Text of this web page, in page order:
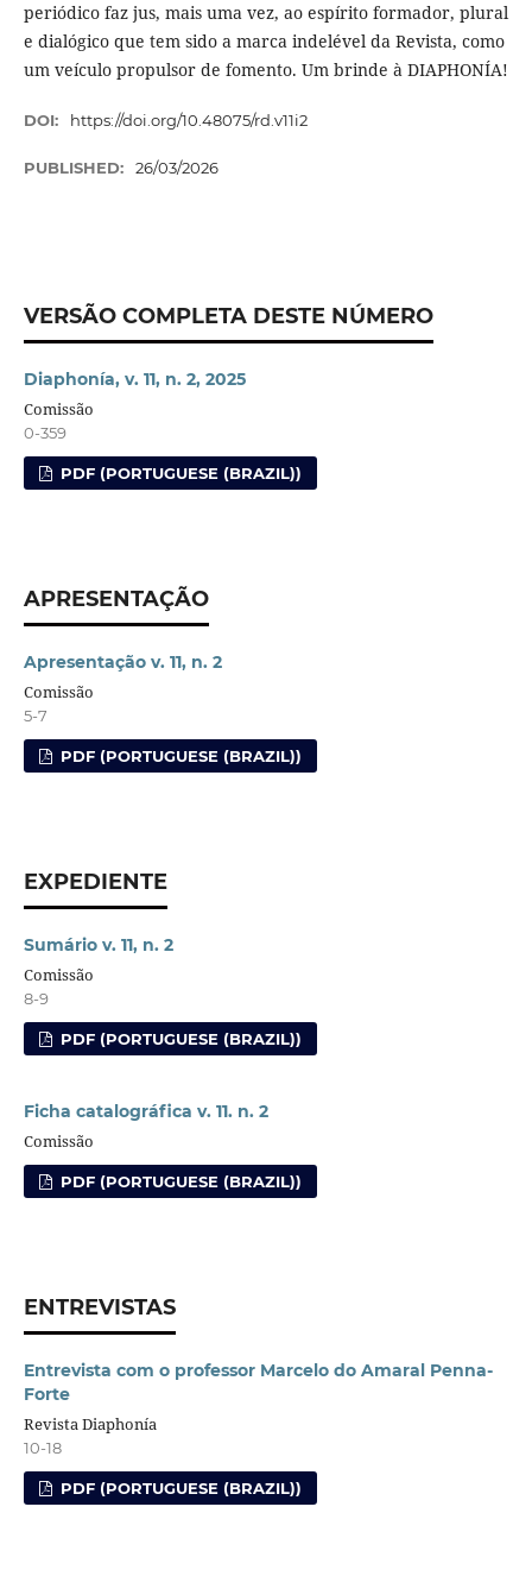
periódico faz jus, mais uma vez, ao espírito formador, plural
e dialógico que tem sido a marca indelével da Revista, como
um veículo propulsor de fomento. Um brinde à DIAPHONÍA!
DOI: https://doi.org/10.48075/rd.v11i2
PUBLISHED: 26/03/2026
VERSÃO COMPLETA DESTE NÚMERO
Diaphonía, v. 11, n. 2, 2025
Comissão
0-359
PDF (PORTUGUESE (BRAZIL))
APRESENTAÇÃO
Apresentação v. 11, n. 2
Comissão
5-7
PDF (PORTUGUESE (BRAZIL))
EXPEDIENTE
Sumário v. 11, n. 2
Comissão
8-9
PDF (PORTUGUESE (BRAZIL))
Ficha catalográfica v. 11. n. 2
Comissão
PDF (PORTUGUESE (BRAZIL))
ENTREVISTAS
Entrevista com o professor Marcelo do Amaral Penna-
Forte
Revista Diaphonía
10-18
PDF (PORTUGUESE (BRAZIL))